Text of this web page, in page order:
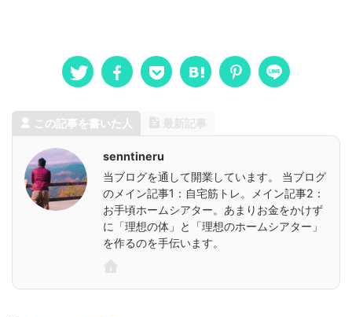
この記事を書いた人
senntineru
当ブログを通して開業しています。 当ブログ
のメイン記事1：自宅筋トレ。メイン記事2：
お手頃ホームシアター。あまりお金をかけず
に「理想の体」と「理想のホームシアター」
を作るのを手伝います。